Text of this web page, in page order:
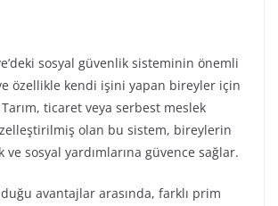
sosyal güvenlik sisteminin önemli
özellikle kendi işini yapan bireyler için
ticaret veya serbest meslek
olan bu sistem, bireylerin
ve sosyal yardımlarına güvence sağlar.
avantajlar arasında, farklı prim